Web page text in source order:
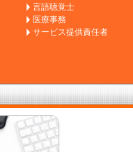
言語聴覚士
医療事務
サービス提供責任者